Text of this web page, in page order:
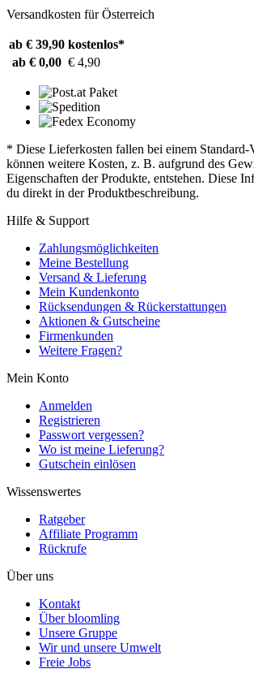
Versandkosten für Österreich
ab € 39,90 kostenlos*
ab € 0,00 € 4,90
* Diese Lieferkosten fallen bei einem Standard-
können weitere Kosten, z. B. aufgrund des
Eigenschaften der Produkte, entstehen. Diese
du direkt in der Produktbeschreibung.
Hilfe & Support
Zahlungsmöglichkeiten
Meine Bestellung
Versand & Lieferung
Mein Kundenkonto
Rücksendungen & Rückerstattungen
Aktionen & Gutscheine
Firmenkunden
Weitere Fragen?
Mein Konto
Anmelden
Registrieren
Passwort vergessen?
Wo ist meine Lieferung?
Gutschein einlösen
Wissenswertes
Ratgeber
Affiliate Programm
Rückrufe
Über uns
Kontakt
Über bloomling
Unsere Gruppe
Wir und unsere Umwelt
Freie Jobs